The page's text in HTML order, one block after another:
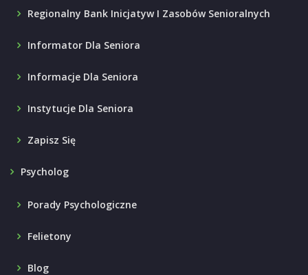
Regionalny Bank Inicjatyw I Zasobów Senioralnych
Informator Dla Seniora
Informacje Dla Seniora
Instytucje Dla Seniora
Zapisz Się
Psycholog
Porady Psychologiczne
Felietony
Blog